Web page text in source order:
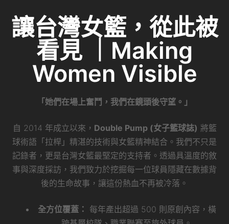
b
o
o
k
at
dI
n
讓台灣女籃，從此被
看見 ｜Making
Women Visible
「她們在場上奮鬥，我們在鏡頭後守望。」
自 2014 年成立以來， Double Pump (女子籃球誌) 將籃
球術語「拉桿」精湛的技術與女籃精神結合。我們不只是
記錄者，更是台灣女籃最堅定的支持者。透過具溫度的敘
事與深度採訪，我們致力於挖掘每一位球員隱藏在數據背
後的生命故事，讓這份熱血不再被冷落。
全方位覆蓋： 每年產出超過 500 則原創內容，橫